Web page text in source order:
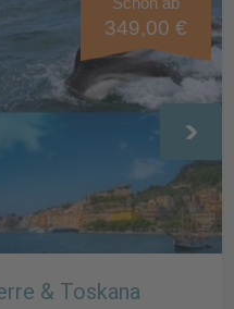
349,00 €
& Toskana